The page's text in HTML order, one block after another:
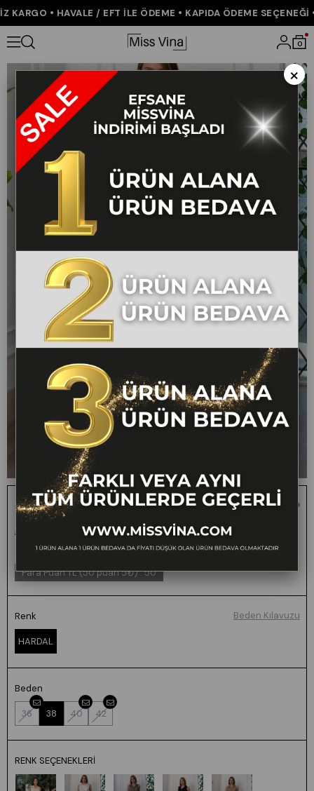
• HAVALE / EFT İLE ÖDEME • KAPIDA ÖDEME SEÇENEĞİ •
0
Anasayfa YENİ GELENLER Çizgili Kolsuz Gömlek ve Bol Paça
Çizgili Kolsuz Gömlek ve Bol Paça Pantolon 1253
₺2.000,00 ₺999,00 50 1 ALANA 1 BEDAVA -
FARKLI VEYA AYNI TÜM
ÜRÜNLERDE GEÇERLİ
Para Puan TL (50 puan 5₺):50
Renk
HARDAL
Beden
36 38 40 42
Beden Kılavuzu
RENK SEÇENEKLERI
×